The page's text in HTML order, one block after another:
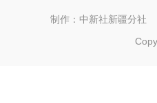
制作：中新社新疆分